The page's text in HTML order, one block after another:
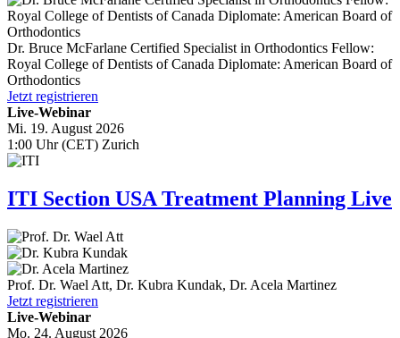
Dr. Bruce McFarlane Certified Specialist in Orthodontics Fellow:
Royal College of Dentists of Canada Diplomate: American Board of
Orthodontics
Jetzt registrieren
Live-Webinar
Mi. 19. August 2026
1:00 Uhr (CET) Zurich
ITI Section USA Treatment Planning Live
Prof. Dr. Wael Att, Dr. Kubra Kundak, Dr. Acela Martinez
Jetzt registrieren
Live-Webinar
Mo. 24. August 2026